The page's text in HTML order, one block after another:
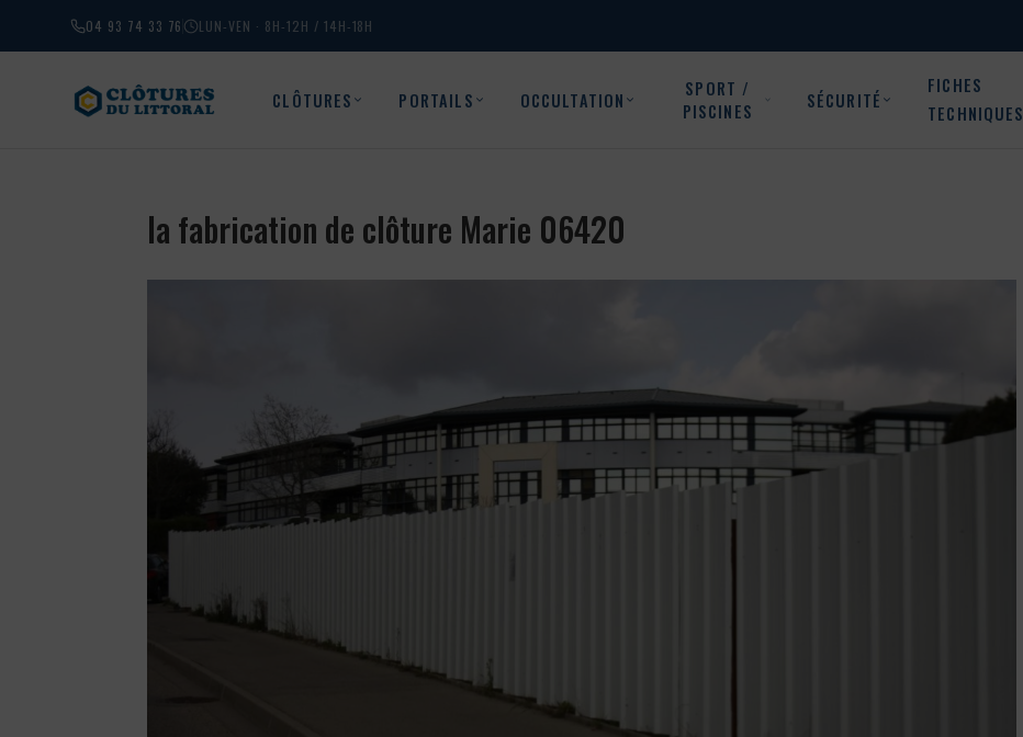
04 93 74 33 76 LUN-VEN · 8H-12H / 14H-18H
CLÔTURES PORTAILS OCCULTATION
SPORT /
PISCINES
SÉCURITÉ
FICHES
TECHNIQUES
la fabrication de clôture Marie 06420